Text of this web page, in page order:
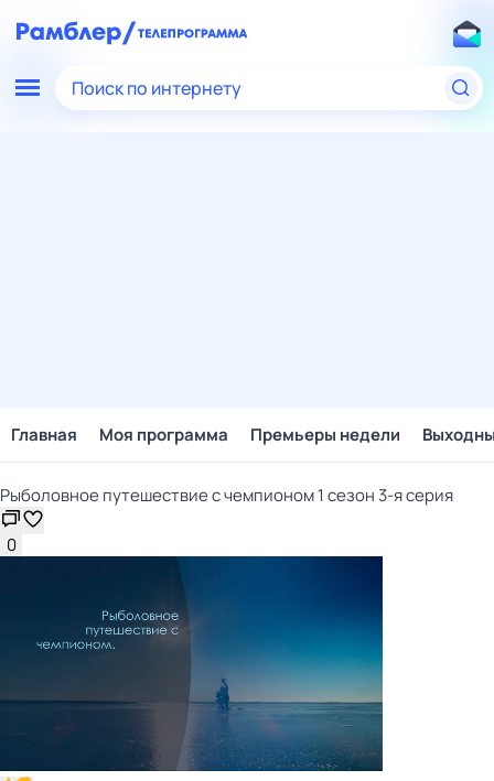
Поиск по интернету
Главная Моя программа Премьеры недели
Рыболовное путешествие с чемпионом 1 сезон 3-я серия
0